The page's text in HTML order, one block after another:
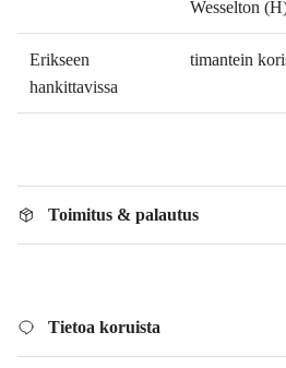
Wesselton
Erikseen
hankittavissa
timantein
Toimitus & palautus
Tietoa koruista